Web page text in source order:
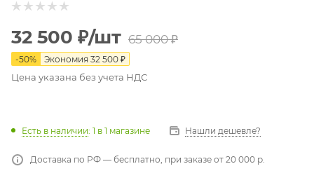
32 500 ₽/шт 65 000₽
-50% Экономия 32 500 ₽
Цена указана без учета НДС
Есть в наличии: 1 в 1 магазине Нашли дешевле?
Доставка по РФ — бесплатно, при заказе от 20 000 р.